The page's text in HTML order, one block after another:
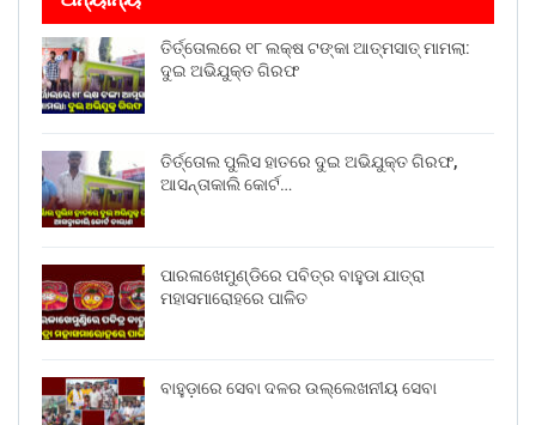
ତିର୍ତ୍ତୋଲରେ ୧୮ ଲକ୍ଷ ଟଙ୍କା ଆତ୍ମସାତ୍ ମାମଲା:
ଦୁଇ ଅଭିଯୁକ୍ତ ଗିରଫ
ତିର୍ତ୍ତୋଲ ପୁଲିସ ହାତରେ ଦୁଇ ଅଭିଯୁକ୍ତ ଗିରଫ,
ଆସନ୍ତାକାଲି କୋର୍ଟ…
ପାରଳାଖେମୁଣ୍ଡିରେ ପବିତ୍ର ବାହୁଡା ଯାତ୍ରା
ମହାସମାରୋହରେ ପାଳିତ
ବାହୁଡ଼ାରେ ସେବା ଦଳର ଉଲ୍ଲେଖନୀୟ ସେବା